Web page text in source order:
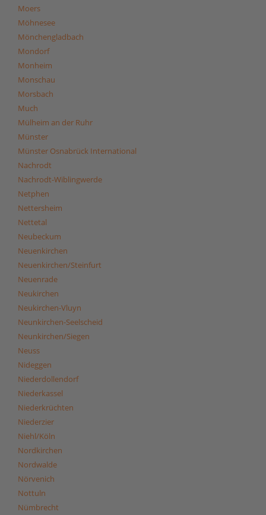
Moers
Möhnesee
Mönchengladbach
Mondorf
Monheim
Monschau
Morsbach
Much
Mülheim an der Ruhr
Münster
Münster Osnabrück International
Nachrodt
Nachrodt-Wiblingwerde
Netphen
Nettersheim
Nettetal
Neubeckum
Neuenkirchen
Neuenkirchen/Steinfurt
Neuenrade
Neukirchen
Neukirchen-Vluyn
Neunkirchen-Seelscheid
Neunkirchen/Siegen
Neuss
Nideggen
Niederdollendorf
Niederkassel
Niederkrüchten
Niederzier
Niehl/Köln
Nordkirchen
Nordwalde
Nörvenich
Nottuln
Nümbrecht